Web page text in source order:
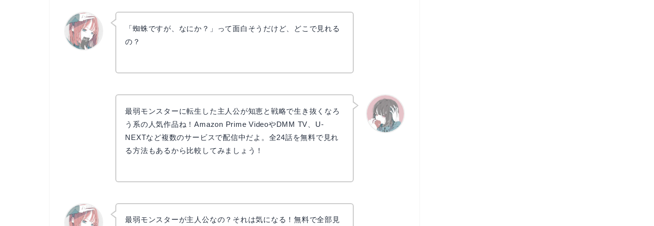
「蜘蛛ですが、なにか？」って面白そうだけど、どこで見れる
の？
最弱モンスターに転生した主人公が知恵と戦略で生き抜くなろ
う系の人気作品ね！Amazon Prime VideoやDMM TV、U-
NEXTなど複数のサービスで配信中だよ。全24話を無料で見れ
る方法もあるから比較してみましょう！
最弱モンスターが主人公なの？それは気になる！無料で全部見